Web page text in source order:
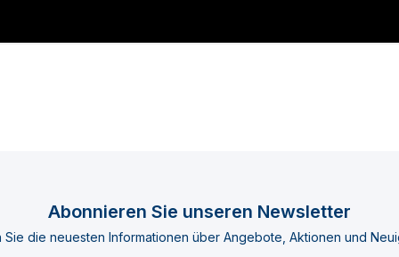
Abonnieren Sie unseren Newsletter
Sie die neuesten Informationen über Angebote, Aktionen und